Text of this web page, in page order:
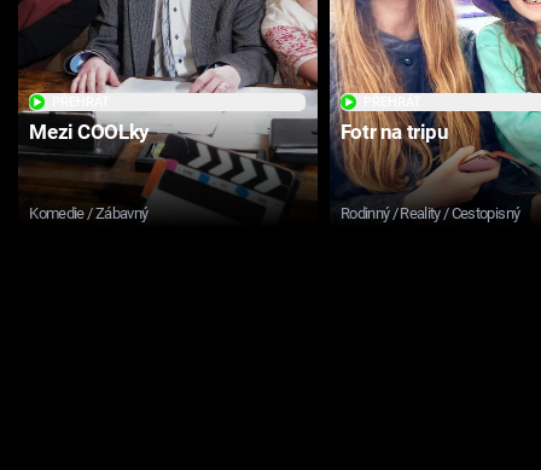
Mezi COOLky
Komedie / Zábavný
Fotr na tripu
Rodinný / Reality / Cestopisný